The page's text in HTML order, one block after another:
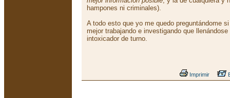
hampones ni criminales).
A todo esto que yo me quedo preguntándome
mejor trabajando e investigando que
intoxicador de turno.
Imprimir